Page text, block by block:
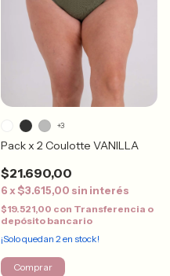
Pack x 2 Coulotte VANILLA
$21.690,00
6 x$3.615,00 sin interés
$19.521,00 con Transferencia o
depósito bancario
¡Solo quedan 2 en stock!
+3
Comprar